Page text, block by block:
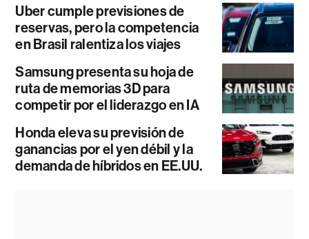
Uber cumple previsiones de
reservas, pero la competencia
en Brasil ralentiza los viajes
Samsung presenta su hoja de
ruta de memorias 3D para
competir por el liderazgo en IA
Honda eleva su previsión de
ganancias por el yen débil y la
demanda de híbridos en EE.UU.